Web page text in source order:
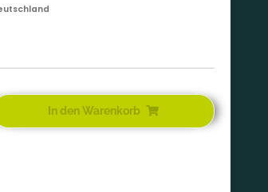
In den Warenkorb